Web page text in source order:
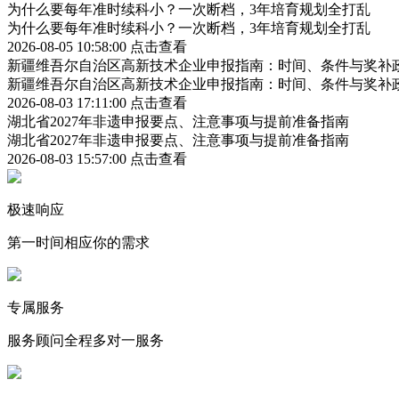
为什么要每年准时续科小？一次断档，3年培育规划全打乱
为什么要每年准时续科小？一次断档，3年培育规划全打乱
2026-08-05 10:58:00 点击查看
新疆维吾尔自治区高新技术企业申报指南：时间、条件与奖补
新疆维吾尔自治区高新技术企业申报指南：时间、条件与奖补
2026-08-03 17:11:00 点击查看
湖北省2027年非遗申报要点、注意事项与提前准备指南
湖北省2027年非遗申报要点、注意事项与提前准备指南
2026-08-03 15:57:00 点击查看
极速响应
第一时间相应你的需求
专属服务
服务顾问全程多对一服务